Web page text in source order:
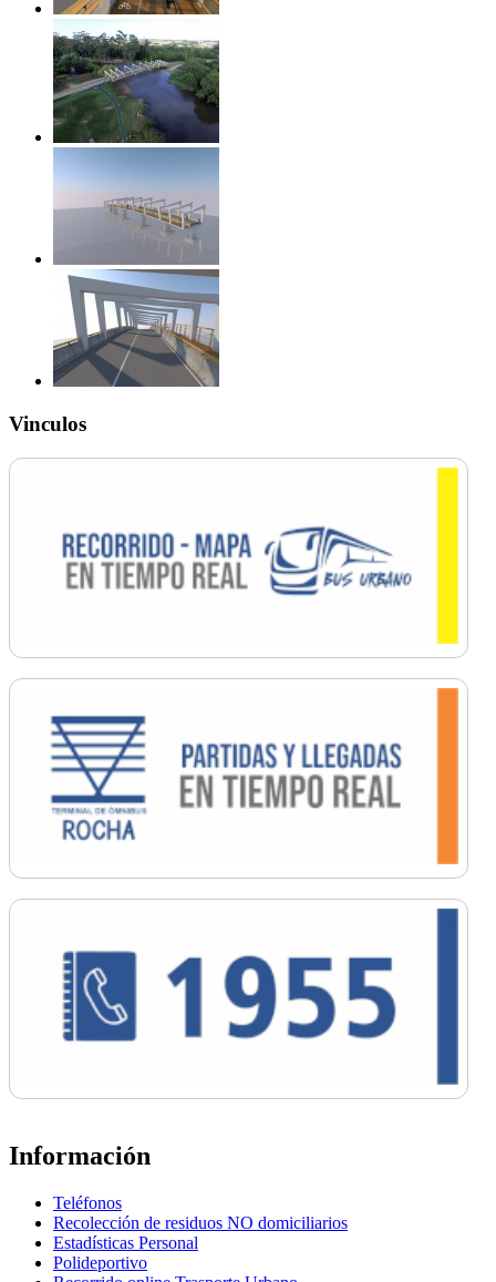
Vinculos
Información
Teléfonos
Recolección de residuos NO domiciliarios
Estadísticas Personal
Polideportivo